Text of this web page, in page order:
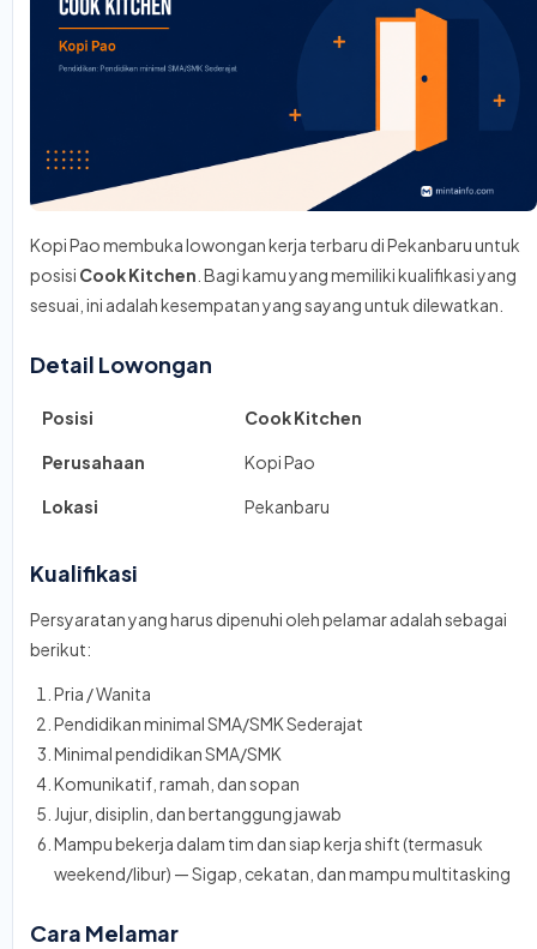
Kopi Pao membuka lowongan kerja terbaru di Pekanbaru untuk
posisi Cook Kitchen . Bagi kamu yang memiliki kualifikasi yang
sesuai, ini adalah kesempatan yang sayang untuk dilewatkan.
Detail Lowongan
Posisi Cook Kitchen
Perusahaan Kopi Pao
Lokasi Pekanbaru
Kualifikasi
Persyaratan yang harus dipenuhi oleh pelamar adalah sebagai
berikut:
Pria / Wanita
Pendidikan minimal SMA/SMK Sederajat
Minimal pendidikan SMA/SMK
Komunikatif, ramah, dan sopan
Jujur, disiplin, dan bertanggung jawab
Mampu bekerja dalam tim dan siap kerja shift (termasuk
weekend/libur) — Sigap, cekatan, dan mampu multitasking
Cara Melamar